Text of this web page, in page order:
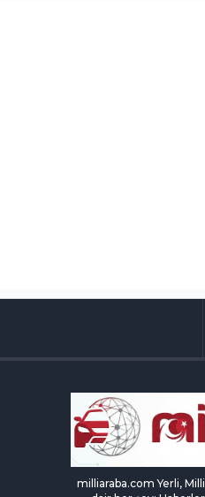
milliaraba.com Yerli,